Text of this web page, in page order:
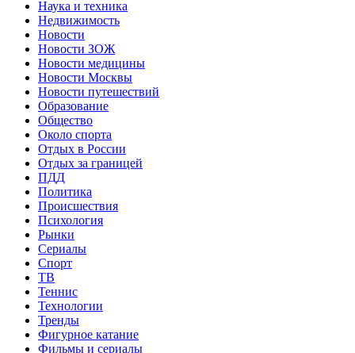
Наука и техника
Недвижимость
Новости
Новости ЗОЖ
Новости медицины
Новости Москвы
Новости путешествий
Образование
Общество
Около спорта
Отдых в России
Отдых за границей
ПДД
Политика
Происшествия
Психология
Рынки
Сериалы
Спорт
ТВ
Теннис
Технологии
Тренды
Фигурное катание
Фильмы и сериалы